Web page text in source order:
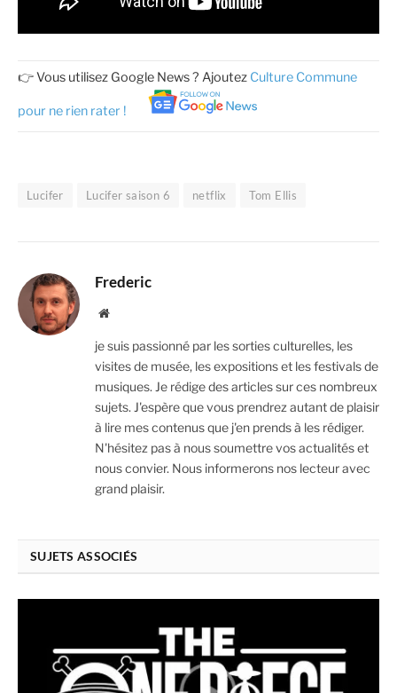
👉 Vous utilisez Google News ? Ajoutez Culture Commune
pour ne rien rater !
Lucifer Lucifer saison 6 netflix Tom Ellis
Frederic
Website
je suis passionné par les sorties culturelles, les
visites de musée, les expositions et les festivals de
musiques. Je rédige des articles sur ces nombreux
sujets. J'espère que vous prendrez autant de plaisir
à lire mes contenus que j'en prends à les rédiger.
N'hésitez pas à nous soumettre vos actualités et
nous convier. Nous informerons nos lecteur avec
grand plaisir.
SUJETS ASSOCIÉS